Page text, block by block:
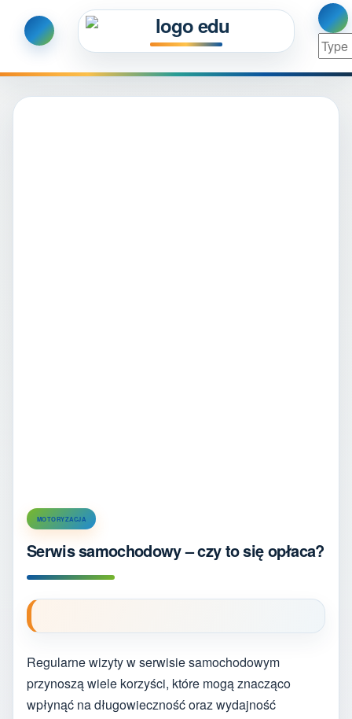
MOTORYZACJA
Serwis samochodowy – czy to się opłaca?
Regularne wizyty w serwisie samochodowym
przynoszą wiele korzyści, które mogą znacząco
wpłynąć na długowieczność oraz wydajność